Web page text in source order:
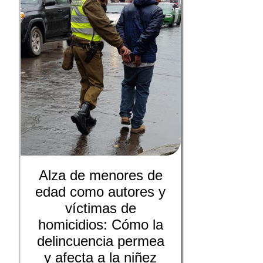
Alza de menores de
edad como autores y
víctimas de
homicidios: Cómo la
delincuencia permea
y afecta a la niñez